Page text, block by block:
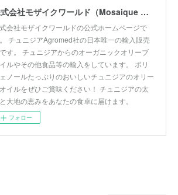
株式会社モザイクワールド（Mosaique World Co.,Ltd)
会社モザイクワールドの公式ホームページで
チュニジアAgromed社の日本唯一の輸入販売
す。 チュニジアからのオーガニックオリーブ
ルやその他食品等の輸入をしています。 ポリ
ノールたっぷりのおいしいチュニジアのオリー
イルをぜひご賞味ください！ チュニジアの太
大地の恵みをあなたの食卓に届けます。
フォロー